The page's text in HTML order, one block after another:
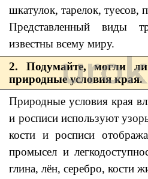
шкатулок, тарелок, туесов,
Представленный виды
известны всему миру.
2. Подумайте, могли
природные условия края.
Природные условия края
и росписи используют
кости и росписи
промысел и
глина, лён, серебро, кости